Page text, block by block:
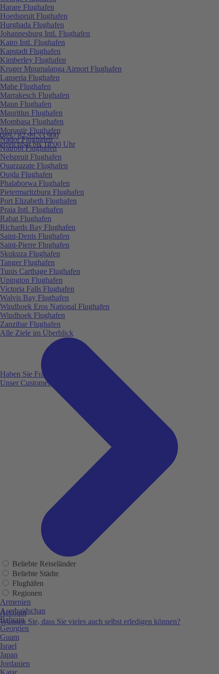
089 / 82 99 33 900
erreichbar bis 18:00 Uhr
Haben Sie Fragen?
Unser Customer Service ist für Sie da!
Account
Wussten Sie, dass Sie vieles auch selbst erledigen können?
Harare Flughafen
Hoedspruit Flughafen
Hurghada Flughafen
Johannesburg Intl. Flughafen
Kairo Intl. Flughafen
Kapstadt Flughafen
Kimberley Flughafen
Kruger Mpumalanga Airport Flughafen
Lanseria Flughafen
Mahe Flughafen
Marrakesch Flughafen
Maun Flughafen
Mauritius Flughafen
Mombasa Flughafen
Monastir Flughafen
Nador Flughafen
Nairobi Flughafen
Nelspruit Flughafen
Ouarzazate Flughafen
Oujda Flughafen
Phalaborwa Flughafen
Pietermaritzburg Flughafen
Port Elizabeth Flughafen
Praia Intl. Flughafen
Rabat Flughafen
Richards Bay Flughafen
Saint-Denis Flughafen
Saint-Pierre Flughafen
Skukuza Flughafen
Tanger Flughafen
Tunis Carthage Flughafen
Upington Flughafen
Victoria Falls Flughafen
Walvis Bay Flughafen
Windhoek Eros National Flughafen
Windhoek Flughafen
Zanzibar Flughafen
Alle Ziele im Überblick
Beliebte Reiseländer
Beliebte Städte
Flughäfen
Regionen
Armenien
Aserbaidschan
Bahrain
Georgien
Guam
Israel
Japan
Jordanien
Katar